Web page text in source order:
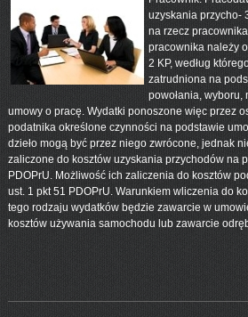
uzyskania przycho-
na rzecz
pracownika należy
2 KP, według
zatrudniona na
powołania, wyboru,
umowy o pracę. Wydatki ponoszone więc przez
podatnika określone czynności na podstawie
dzieło mogą być przez niego zwrócone, jednak
zaliczone do kosztów uzyskania przychodów na
PDOPrU. Możliwość ich zaliczenia do kosztów
ust. 1 pkt 51 PDOPrU. Warunkiem wliczenia do
tego rodzaju wydatków będzie zawarcie w
kosztów używania samochodu lub zawarcie